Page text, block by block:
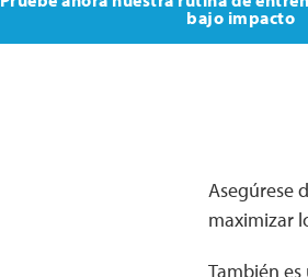
bajo impacto
Asegúrese
maximizar
También